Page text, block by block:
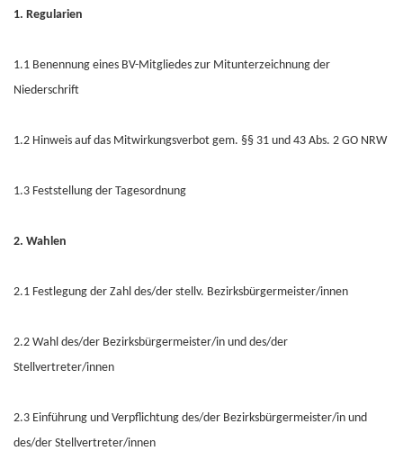
1. Regularien
1.1 Benennung eines BV-Mitgliedes zur Mitunterzeichnung der
Niederschrift
1.2 Hinweis auf das Mitwirkungsverbot gem. §§ 31 und 43 Abs. 2 GO NRW
1.3 Feststellung der Tagesordnung
2. Wahlen
2.1 Festlegung der Zahl des/der stellv. Bezirksbürgermeister/innen
2.2 Wahl des/der Bezirksbürgermeister/in und des/der
Stellvertreter/innen
2.3 Einführung und Verpflichtung des/der Bezirksbürgermeister/in und
des/der Stellvertreter/innen